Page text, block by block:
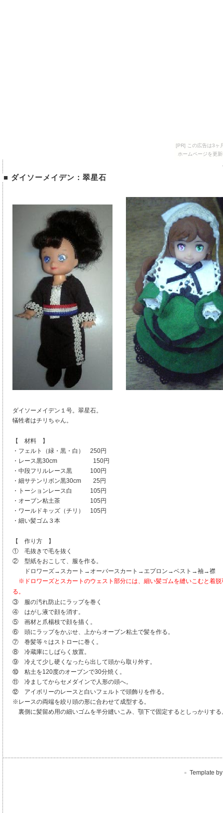
[PR] この広告は3ヶ
ホームページを更
■ ダイソーメイデン：翠星石
ダイソーメイデン１号。翠星石。
犠牲者はチリちゃん。
【 材料 】
・フェルト（緑・黒・白） 250円
・レース黒30cm 150円
・中段フリルレース黒 100円
・細サテンリボン黒30cm 25円
・トーションレース白 105円
・オーブン粘土茶 105円
・ワールドキッズ（チリ） 105円
・細い髪ゴム３本
【 作り方 】
① 毛抜きで毛を抜く
② 型紙をおこして、服を作る。
ドロワーズ→スカート→オーバースカート→エプロン→ベスト→袖→襟
※ドロワーズとスカートのウェスト部分には、細い髪ゴムを縫いこむと着脱
る。
③ 服の汚れ防止にラップを巻く
④ はがし液で顔を消す。
⑤ 画材と爪楊枝で顔を描く。
⑥ 頭にラップをかぶせ、上からオーブン粘土で髪を作る。
⑦ 巻髪等々はストローに巻く。
⑧ 冷蔵庫にしばらく放置。
⑨ 冷えて少し硬くなったら出して頭から取り外す。
⑩ 粘土を120度のオーブンで30分焼く。
⑪ 冷ましてからセメダインで人形の頭へ。
⑫ アイボリーのレースと白いフェルトで頭飾りを作る。
※レースの両端を絞り頭の形に合わせて成型する。
裏側に髪留め用の細いゴムを半分縫いこみ、顎下で固定するとしっかりする
Template